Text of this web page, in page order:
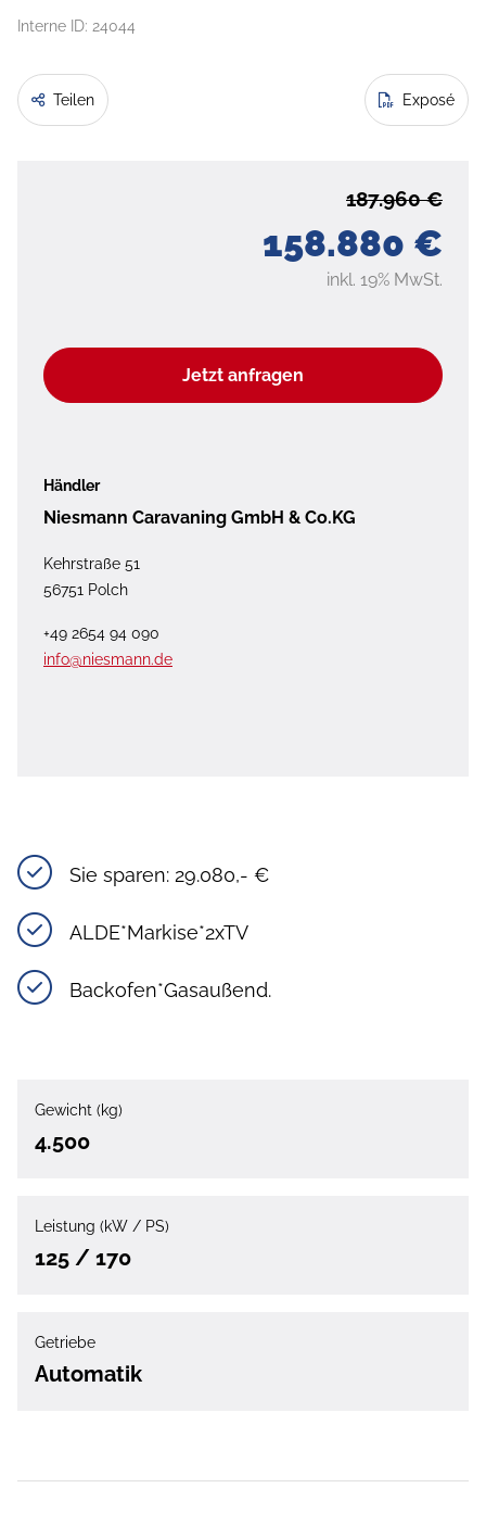
Interne ID: 24044
Teilen Exposé
158.880 €
187.960 €
inkl. 19% MwSt.
Jetzt anfragen
Händler
Niesmann Caravaning GmbH & Co.KG
Kehrstraße 51
56751 Polch
+49 2654 94 090
info@niesmann.de
Sie sparen: 29.080,- €
ALDE*Markise*2xTV
Backofen*Gasaußend.
Gewicht (kg)
4.500
Leistung (kW / PS)
125 / 170
Getriebe
Automatik